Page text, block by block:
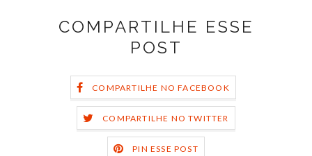
COMPARTILHE ESSE
POST
COMPARTILHE NO FACEBOOK
COMPARTILHE NO TWITTER
PIN ESSE POST